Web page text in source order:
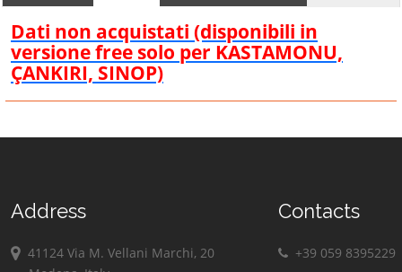
Dati non acquistati (disponibili in
versione free solo per KASTAMONU,
ÇANKIRI, SINOP)
Address
41124 Via M. Vellani Marchi, 20
Contacts
+39 059 8395229